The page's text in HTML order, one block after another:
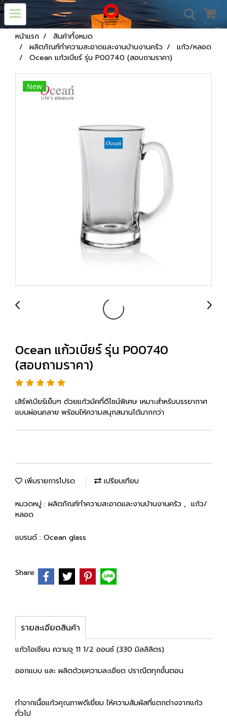
หน้าแรก
สินค้าทั้งหมด
ผลิตภัณฑ์ทำความสะอาดและงานบ้านงานครัว
แก้ว/หลอด
Ocean แก้วเบียร์ รุ่น P00740 (สอบถามราคา)
New
Ocean แก้วเบียร์ รุ่น P00740
(สอบถามราคา)
เสิร์ฟเบียร์เย็นๆ ด้วยแก้วมัคที่ดีไซน์พิเศษ เหมาะสำหรับบรรยากาศ
แบบผ่อนคลาย พร้อมให้ความสนุกสนานได้มากกว่า
เพิ่มรายการโปรด เปรียบเทียบ
หมวดหมู่ : ผลิตภัณฑ์ทำความสะอาดและงานบ้านงานครัว , แก้ว/
หลอด
แบรนด์ : Ocean glass
Share
รายละเอียดสินค้า
แก้วโอเชียน ความจุ 11 1/2 ออนซ์ (330 มิลลิลิตร)
ออกแบบ และ ผลิตด้วยความละเอียด ปราณีตทุกขั้นตอน
ทำจากเนื้อแก้วคุณภาพดีเยี่ยม ให้ความสัมผัสที่แตกต่างจากแก้ว
ทั่วไป